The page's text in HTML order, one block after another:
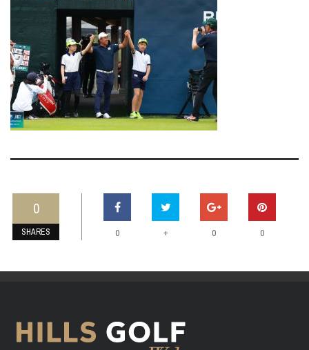
0
SHARES 0 + 0 0